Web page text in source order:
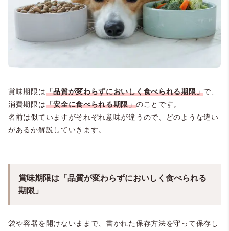
賞味期限は「品質が変わらずにおいしく食べられる期限」で、
消費期限は「安全に食べられる期限」のことです。
名前は似ていますがそれぞれ意味が違うので、どのような違い
があるか解説していきます。
賞味期限は「品質が変わらずにおいしく食べられる
期限」
袋や容器を開けないままで、書かれた保存方法を守って保存し